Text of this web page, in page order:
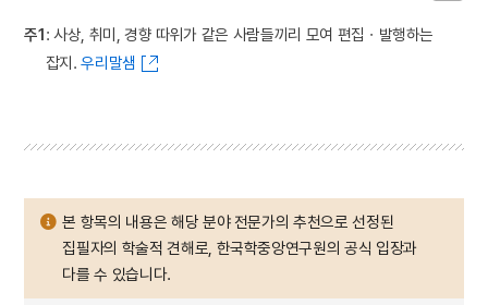
주1: 사상, 취미, 경향 따위가 같은 사람들끼리 모여 편집ㆍ발행하는
잡지.우리말샘
본 항목의 내용은 해당 분야 전문가의 추천으로 선정된
집필자의 학술적 견해로, 한국학중앙연구원의 공식 입장과
다를 수 있습니다.